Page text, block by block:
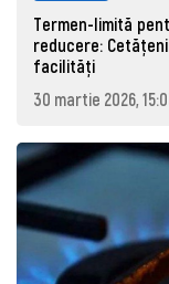
Termen-limită
reducere:
facilități
30 martie 2026,